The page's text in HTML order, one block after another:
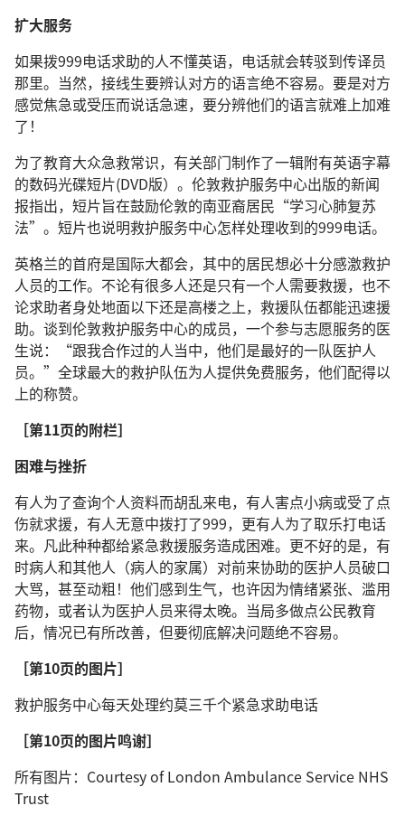
扩大服务
如果拨999电话求助的人不懂英语，电话就会转驳到传译员
那里。当然，接线生要辨认对方的语言绝不容易。要是对方
感觉焦急或受压而说话急速，要分辨他们的语言就难上加难
了！
为了教育大众急救常识，有关部门制作了一辑附有英语字幕
的数码光碟短片(DVD版）。伦敦救护服务中心出版的新闻
报指出，短片旨在鼓励伦敦的南亚裔居民“学习心肺复苏
法”。短片也说明救护服务中心怎样处理收到的999电话。
英格兰的首府是国际大都会，其中的居民想必十分感激救护
人员的工作。不论有很多人还是只有一个人需要救援，也不
论求助者身处地面以下还是高楼之上，救援队伍都能迅速援
助。谈到伦敦救护服务中心的成员，一个参与志愿服务的医
生说：“跟我合作过的人当中，他们是最好的一队医护人
员。”全球最大的救护队伍为人提供免费服务，他们配得以
上的称赞。
［第11页的附栏］
困难与挫折
有人为了查询个人资料而胡乱来电，有人害点小病或受了点
伤就求援，有人无意中拨打了999，更有人为了取乐打电话
来。凡此种种都给紧急救援服务造成困难。更不好的是，有
时病人和其他人（病人的家属）对前来协助的医护人员破口
大骂，甚至动粗！他们感到生气，也许因为情绪紧张、滥用
药物，或者认为医护人员来得太晚。当局多做点公民教育
后，情况已有所改善，但要彻底解决问题绝不容易。
［第10页的图片］
救护服务中心每天处理约莫三千个紧急求助电话
［第10页的图片鸣谢］
所有图片：Courtesy of London Ambulance Service NHS
Trust